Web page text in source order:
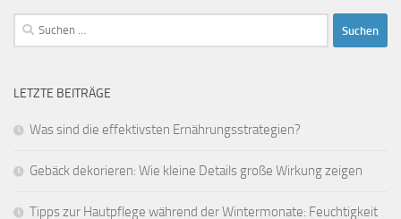
Suchen
nach:
LETZTE BEITRÄGE
Was sind die effektivsten Ernährungsstrategien?
Gebäck dekorieren: Wie kleine Details große Wirkung zeigen
Tipps zur Hautpflege während der Wintermonate: Feuchtigkeit